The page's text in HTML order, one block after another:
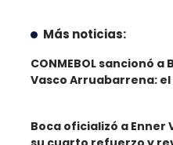
Más noticias:
CONMEBOL sancionó a
Vasco Arruabarrena:
Boca oficializó a Enner